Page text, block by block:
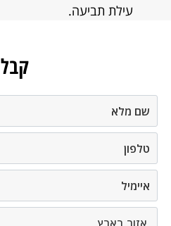
עילת תביעה.